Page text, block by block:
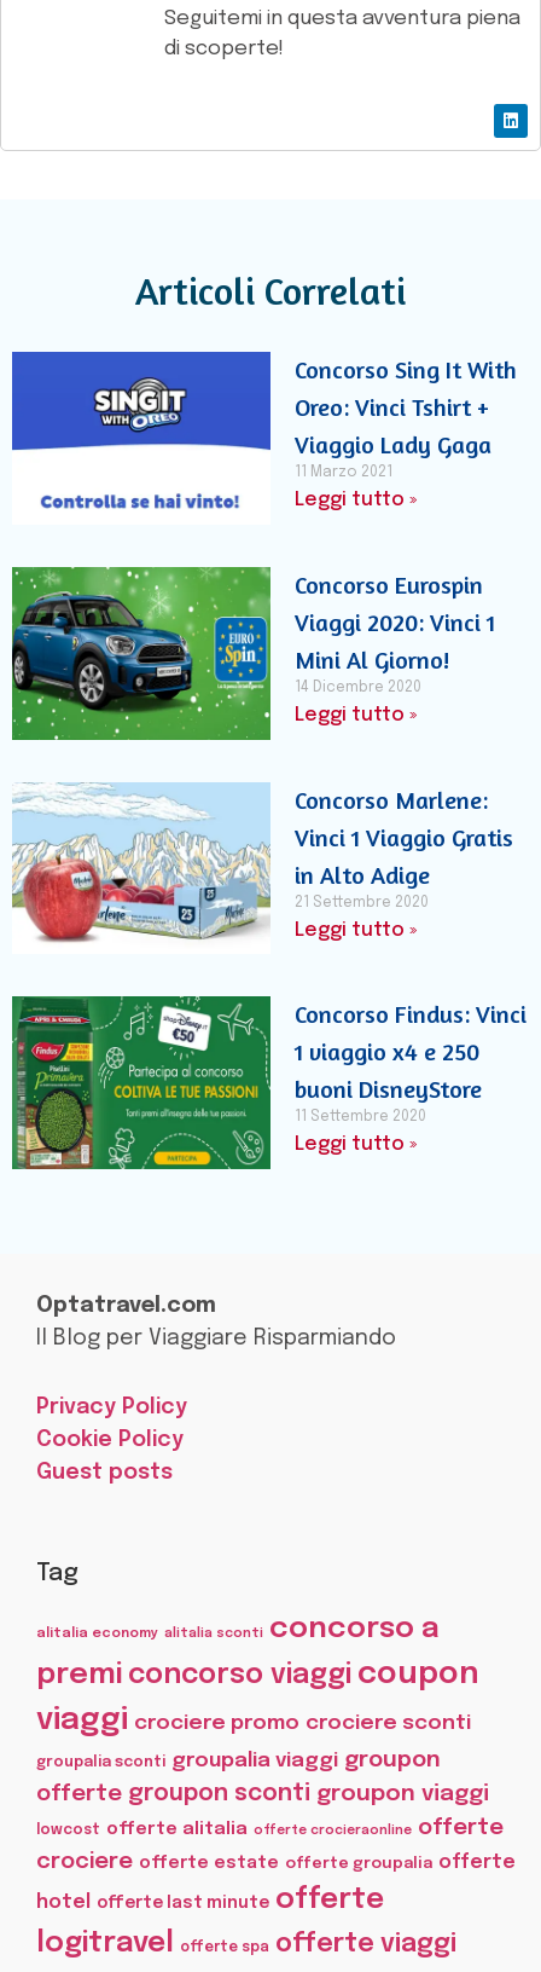
Seguitemi in questa avventura piena
di scoperte!
Articoli Correlati
Concorso Sing It With
Oreo: Vinci Tshirt +
Viaggio Lady Gaga
11 Marzo 2021
Leggi tutto »
Concorso Eurospin
Viaggi 2020: Vinci 1
Mini Al Giorno!
14 Dicembre 2020
Leggi tutto »
Concorso Marlene:
Vinci 1 Viaggio Gratis
in Alto Adige
21 Settembre 2020
Leggi tutto »
Concorso Findus: Vinci
1 viaggio x4 e 250
buoni DisneyStore
11 Settembre 2020
Leggi tutto »
Optatravel.com
Il Blog per Viaggiare Risparmiando
Privacy Policy
Cookie Policy
Guest posts
Tag
alitalia economy alitalia sconti concorso a
premi concorso viaggi coupon
viaggi crociere promo crociere sconti
groupalia sconti groupalia viaggi groupon
offerte groupon sconti groupon viaggi
lowcost offerte alitalia offerte crocieraonline offerte
crociere offerte estate offerte groupalia offerte
hotel
offerte last minute offerte
logitravel
offerte spa offerte viaggi